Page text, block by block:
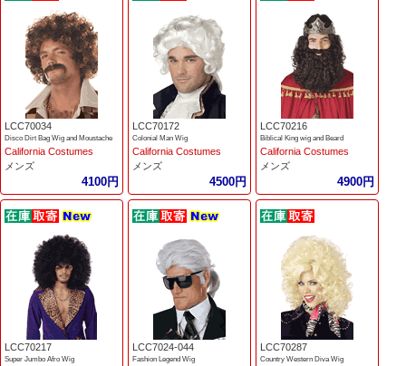
LCC70034
Disco Dirt Bag Wig and Moustache
California Costumes
メンズ
4100円
LCC70172
Colonial Man Wig
California Costumes
メンズ
4500円
LCC70216
Biblical King wig and Beard
California Costumes
メンズ
4900円
LCC70217
Super Jumbo Afro Wig
LCC7024-044
Fashion Legend Wig
LCC70287
Country Western Diva Wig